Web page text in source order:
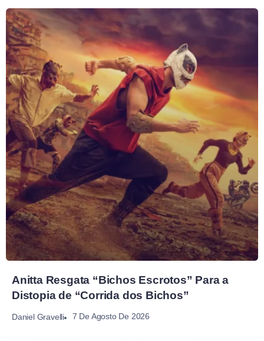
Anitta Resgata “Bichos Escrotos” Para a
Distopia de “Corrida dos Bichos”
Daniel Gravelli 7 De Agosto De 2026